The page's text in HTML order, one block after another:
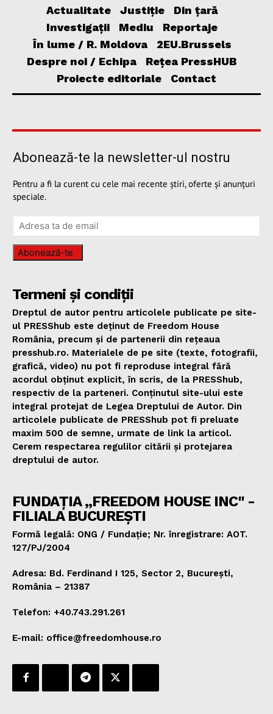
Actualitate Justiție
Din țară
Investigații
Mediu
Reportaje
În lume / R. Moldova
2EU.Brussels
Despre noi / Echipa
Rețea PressHUB
Proiecte editoriale
Contact
Abonează-te la newsletter-ul nostru
Pentru a fi la curent cu cele mai recente știri, oferte și anunțuri
speciale.
Abonează-te
Termeni și condiții
Dreptul de autor pentru articolele publicate pe site-
ul PRESShub este deținut de Freedom House
România, precum și de partenerii din rețeaua
presshub.ro. Materialele de pe site (texte, fotografii,
grafică, video) nu pot fi reproduse integral fără
acordul obținut explicit, în scris, de la PRESShub,
respectiv de la parteneri. Conținutul site-ului este
integral protejat de Legea Dreptului de Autor. Din
articolele publicate de PRESShub pot fi preluate
maxim 500 de semne, urmate de link la articol.
Cerem respectarea regulilor citării și protejarea
dreptului de autor.
FUNDAȚIA „FREEDOM HOUSE INC" -
FILIALA BUCUREȘTI
Formă legală: ONG / Fundație; Nr. înregistrare: AOT.
127/PJ/2004
Adresa: Bd. Ferdinand I 125, Sector 2, București,
România – 21387
Telefon: +40.743.291.261
E-mail: office@freedomhouse.ro